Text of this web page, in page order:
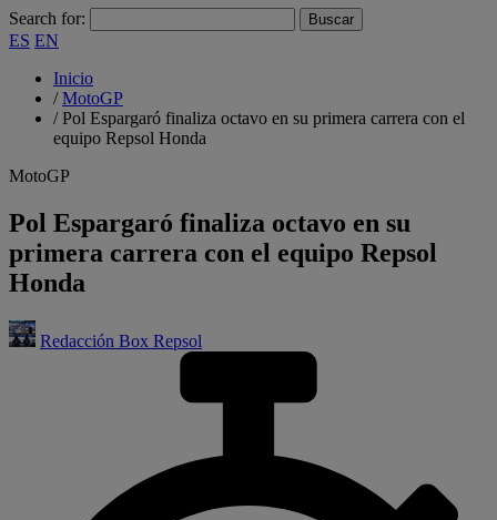
Search for:
ES EN
Inicio
/MotoGP
/Pol Espargaró finaliza octavo en su primera carrera con el
equipo Repsol Honda
MotoGP
Pol Espargaró finaliza octavo en su
primera carrera con el equipo Repsol
Honda
Redacción Box Repsol